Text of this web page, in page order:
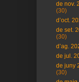
de nov.
(30)
d’oct.
de set.
(30)
d’ag.
de jul.
de juny
(30)